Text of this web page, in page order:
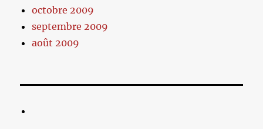
octobre 2009
septembre 2009
août 2009